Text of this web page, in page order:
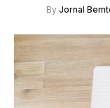
By Jornal